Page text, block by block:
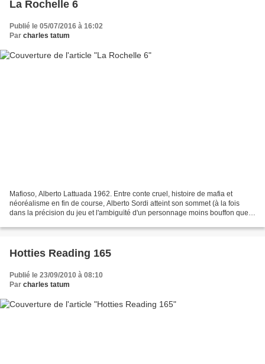
La Rochelle 6
Publié le 05/07/2016 à 16:02
Par charles tatum
Mafioso, Alberto Lattuada 1962. Entre conte cruel, histoire de mafia et
néoréalisme en fin de course, Alberto Sordi atteint son sommet (à la fois
dans la précision du jeu et l'ambiguïté d'un personnage moins bouffon que
Hotties Reading 165
Publié le 23/09/2010 à 08:10
Par charles tatum